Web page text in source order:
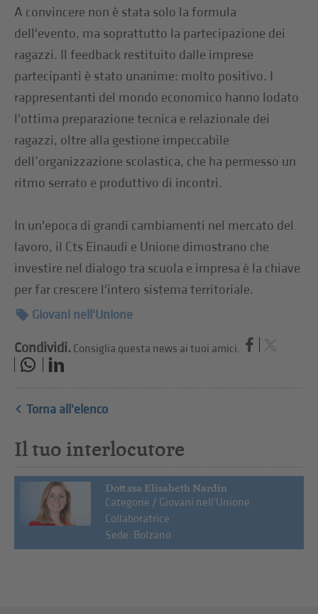
A convincere non è stata solo la formula
dell'evento, ma soprattutto la partecipazione dei
ragazzi. Il feedback restituito dalle imprese
partecipanti è stato unanime: molto positivo. I
rappresentanti del mondo economico hanno lodato
l'ottima preparazione tecnica e relazionale dei
ragazzi, oltre alla gestione impeccabile
dell’organizzazione scolastica, che ha permesso un
ritmo serrato e produttivo di incontri.
In un'epoca di grandi cambiamenti nel mercato del
lavoro, il Cts Einaudi e Unione dimostrano che
investire nel dialogo tra scuola e impresa è la chiave
per far crescere l'intero sistema territoriale.
Giovani nell'Unione
Condividi. Consiglia questa news ai tuoi amici.
Torna all'elenco
Il tuo interlocutore
Dott.ssa Elisabeth Nardin
Categorie / Giovani nell'Unione
Collaboratrice
Sede: Bolzano